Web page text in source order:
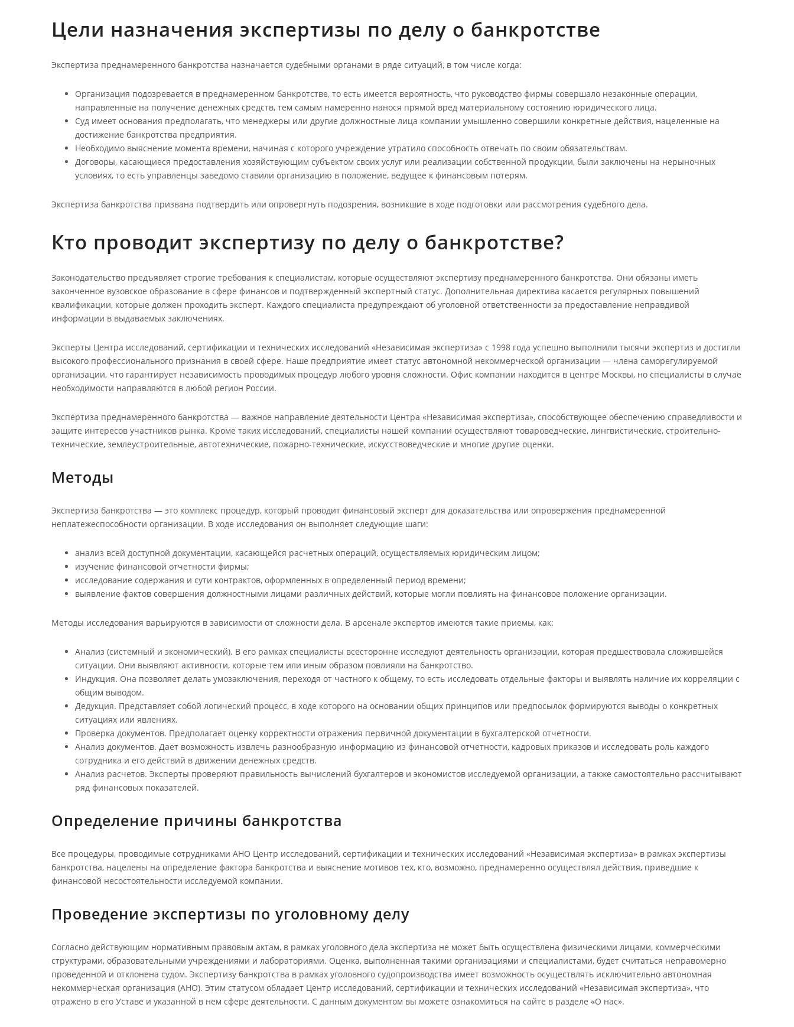
Цели назначения экспертизы по делу о банкротстве
Экспертиза преднамеренного банкротства назначается судебными органами в ряде ситуаций, в том числе когда:
Организация подозревается в преднамеренном банкротстве, то есть имеется вероятность, что руководство фирмы совершало незаконные операции,
направленные на получение денежных средств, тем самым намеренно нанося прямой вред материальному состоянию юридического лица.
Суд имеет основания предполагать, что менеджеры или другие должностные лица компании умышленно совершили конкретные действия, нацеленные на
достижение банкротства предприятия.
Необходимо выяснение момента времени, начиная с которого учреждение утратило способность отвечать по своим обязательствам.
Договоры, касающиеся предоставления хозяйствующим субъектом своих услуг или реализации собственной продукции, были заключены на нерыночных
условиях, то есть управленцы заведомо ставили организацию в положение, ведущее к финансовым потерям.
Экспертиза банкротства призвана подтвердить или опровергнуть подозрения, возникшие в ходе подготовки или рассмотрения судебного дела.
Кто проводит экспертизу по делу о банкротстве?
Законодательство предъявляет строгие требования к специалистам, которые осуществляют экспертизу преднамеренного банкротства. Они обязаны иметь
законченное вузовское образование в сфере финансов и подтвержденный экспертный статус. Дополнительная директива касается регулярных повышений
квалификации, которые должен проходить эксперт. Каждого специалиста предупреждают об уголовной ответственности за предоставление неправдивой
информации в выдаваемых заключениях.
Эксперты Центра исследований, сертификации и технических исследований «Независимая экспертиза» с 1998 года успешно выполнили тысячи экспертиз и достигли
высокого профессионального признания в своей сфере. Наше предприятие имеет статус автономной некоммерческой организации — члена саморегулируемой
организации, что гарантирует независимость проводимых процедур любого уровня сложности. Офис компании находится в центре Москвы, но специалисты в случае
необходимости направляются в любой регион России.
Экспертиза преднамеренного банкротства — важное направление деятельности Центра «Независимая экспертиза», способствующее обеспечению справедливости и
защите интересов участников рынка. Кроме таких исследований, специалисты нашей компании осуществляют товароведческие, лингвистические, строительно-
технические, землеустроительные, автотехнические, пожарно-технические, искусствоведческие и многие другие оценки.
Методы
Экспертиза банкротства — это комплекс процедур, который проводит финансовый эксперт для доказательства или опровержения преднамеренной
неплатежеспособности организации. В ходе исследования он выполняет следующие шаги:
анализ всей доступной документации, касающейся расчетных операций, осуществляемых юридическим лицом;
изучение финансовой отчетности фирмы;
исследование содержания и сути контрактов, оформленных в определенный период времени;
выявление фактов совершения должностными лицами различных действий, которые могли повлиять на финансовое положение организации.
Методы исследования варьируются в зависимости от сложности дела. В арсенале экспертов имеются такие приемы, как:
Анализ (системный и экономический). В его рамках специалисты всесторонне исследуют деятельность организации, которая предшествовала сложившейся
ситуации. Они выявляют активности, которые тем или иным образом повлияли на банкротство.
Индукция. Она позволяет делать умозаключения, переходя от частного к общему, то есть исследовать отдельные факторы и выявлять наличие их корреляции с
общим выводом.
Дедукция. Представляет собой логический процесс, в ходе которого на основании общих принципов или предпосылок формируются выводы о конкретных
ситуациях или явлениях.
Проверка документов. Предполагает оценку корректности отражения первичной документации в бухгалтерской отчетности.
Анализ документов. Дает возможность извлечь разнообразную информацию из финансовой отчетности, кадровых приказов и исследовать роль каждого
сотрудника и его действий в движении денежных средств.
Анализ расчетов. Эксперты проверяют правильность вычислений бухгалтеров и экономистов исследуемой организации, а также самостоятельно рассчитывают
ряд финансовых показателей.
Определение причины банкротства
Все процедуры, проводимые сотрудниками АНО Центр исследований, сертификации и технических исследований «Независимая экспертиза» в рамках экспертизы
банкротства, нацелены на определение фактора банкротства и выяснение мотивов тех, кто, возможно, преднамеренно осуществлял действия, приведшие к
финансовой несостоятельности исследуемой компании.
Проведение экспертизы по уголовному делу
Согласно действующим нормативным правовым актам, в рамках уголовного дела экспертиза не может быть осуществлена физическими лицами, коммерческими
структурами, образовательными учреждениями и лабораториями. Оценка, выполненная такими организациями и специалистами, будет считаться неправомерно
проведенной и отклонена судом. Экспертизу банкротства в рамках уголовного судопроизводства имеет возможность осуществлять исключительно автономная
некоммерческая организация (АНО). Этим статусом обладает Центр исследований, сертификации и технических исследований «Независимая экспертиза», что
отражено в его Уставе и указанной в нем сфере деятельности. С данным документом вы можете ознакомиться на сайте в разделе «О нас».